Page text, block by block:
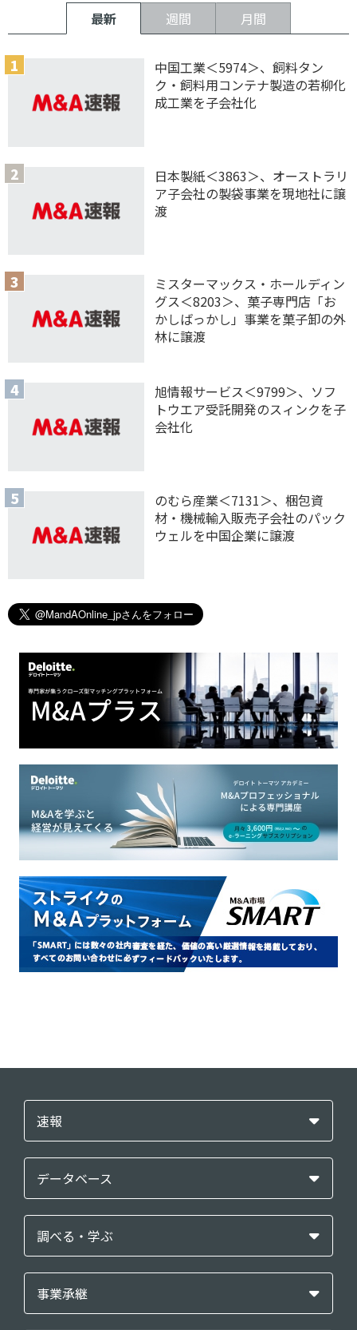
最新 週間 月間
中国工業＜5974＞、飼料タン
ク・飼料用コンテナ製造の若柳化
成工業を子会社化
日本製紙＜3863＞、オーストラリ
ア子会社の製袋事業を現地社に譲
渡
ミスターマックス・ホールディン
グス＜8203＞、菓子専門店「お
かしばっかし」事業を菓子卸の外
林に譲渡
旭情報サービス＜9799＞、ソフ
トウエア受託開発のスィンクを子
会社化
のむら産業＜7131＞、梱包資
材・機械輸入販売子会社のパック
ウェルを中国企業に譲渡
速報
データベース
調べる・学ぶ
事業承継